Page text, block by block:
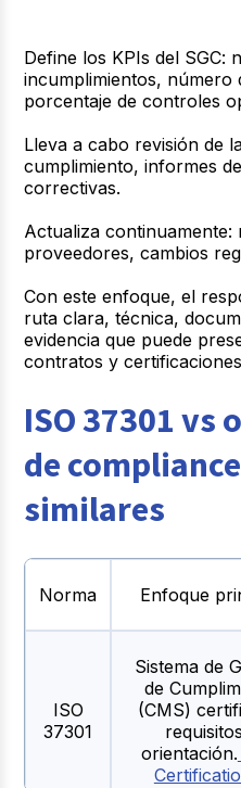
Define los KPIs del SGC:
incumplimientos, número
porcentaje de controles
Lleva a cabo revisión de
cumplimiento, informes
correctivas.
Actualiza continuamente:
proveedores, cambios
Con este enfoque, el
ruta clara, técnica,
evidencia que puede
contratos y
ISO 37301 vs
de
similares
Norma Enfoque
ISO
37301
Sistema de
de
(CMS)
orientación.